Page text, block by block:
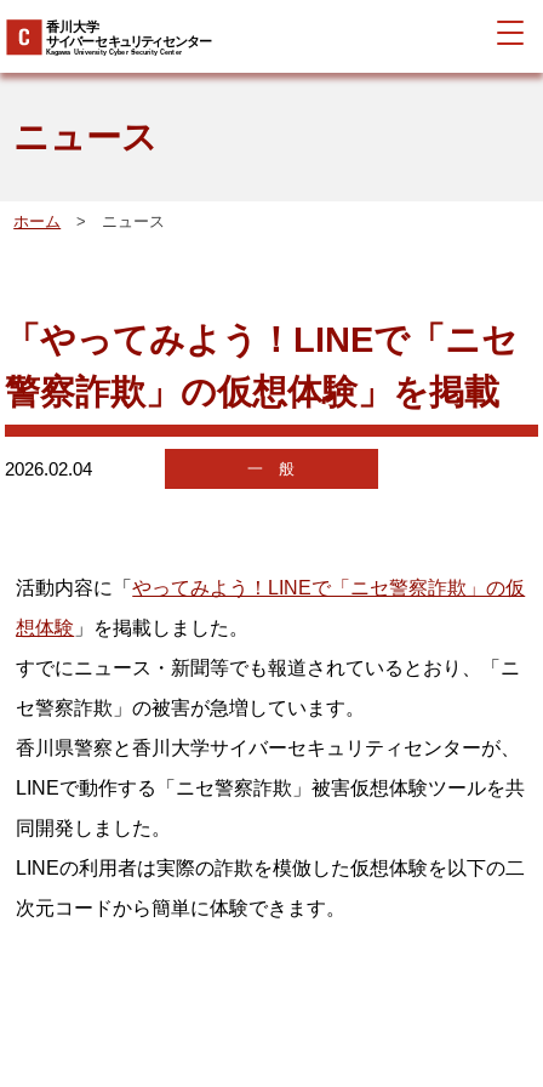
ニュース
ホーム > ニュース
「やってみよう！LINEで「ニセ
警察詐欺」の仮想体験」を掲載
2026.02.04 一 般
活動内容に「やってみよう！LINEで「ニセ警察詐欺」の仮
想体験 」を掲載しました。
すでにニュース・新聞等でも報道されているとおり、「ニ
セ警察詐欺」の被害が急増しています。
香川県警察と香川大学サイバーセキュリティセンターが、
LINEで動作する「ニセ警察詐欺」被害仮想体験ツールを共
同開発しました。
LINEの利用者は実際の詐欺を模倣した仮想体験を以下の二
次元コードから簡単に体験できます。